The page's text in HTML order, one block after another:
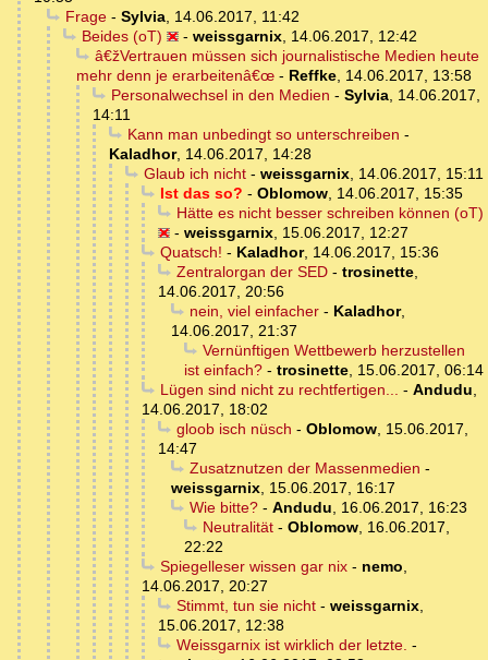
Frage- Sylvia, 14.06.2017, 11:42
Beides (oT)
- weissgarnix, 14.06.2017, 12:42
â€žVertrauen müssen sich journalistische Medien heute
mehr denn je erarbeitenâ€œ - Reffke, 14.06.2017, 13:58
Personalwechsel in den Medien - Sylvia, 14.06.2017,
14:11
Kann man unbedingt so unterschreiben -
Kaladhor, 14.06.2017, 14:28
Glaub ich nicht- weissgarnix, 14.06.2017, 15:11
Ist das so? - Oblomow, 14.06.2017, 15:35
Hätte es nicht besser schreiben können (oT)
- weissgarnix, 15.06.2017, 12:27
Quatsch! - Kaladhor, 14.06.2017, 15:36
Zentralorgan der SED- trosinette,
14.06.2017, 20:56
nein, viel einfacher- Kaladhor,
14.06.2017, 21:37
Vernünftigen Wettbewerb herzustellen
ist einfach? - trosinette, 15.06.2017, 06:14
Lügen sind nicht zu rechtfertigen... - Andudu,
14.06.2017, 18:02
gloob isch nüsch - Oblomow, 15.06.2017,
14:47
Zusatznutzen der Massenmedien -
weissgarnix, 15.06.2017, 16:17
Wie bitte?- Andudu, 16.06.2017, 16:23
Neutralität- Oblomow, 16.06.2017,
22:22
Spiegelleser wissen gar nix- nemo,
14.06.2017, 20:27
Stimmt, tun sie nicht- weissgarnix,
15.06.2017, 12:38
Weissgarnix ist wirklich der letzte. -